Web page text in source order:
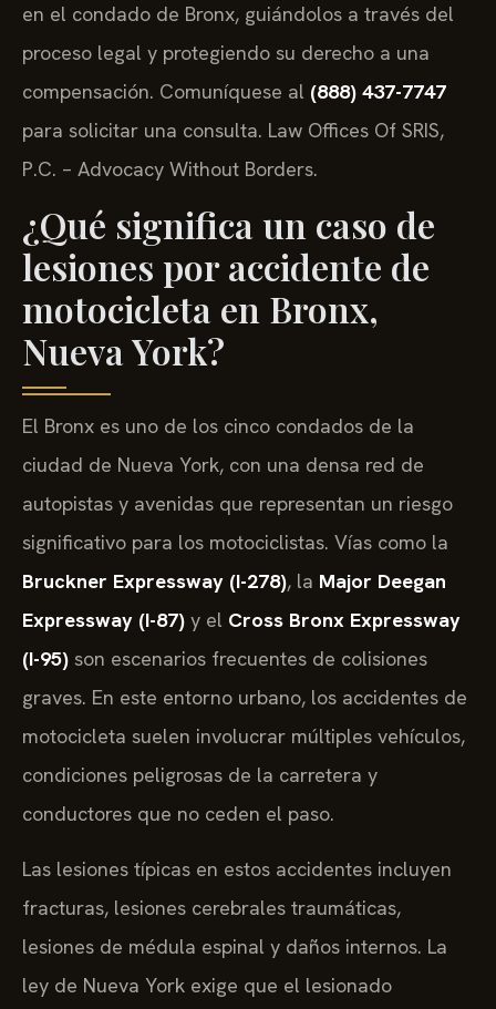
en el condado de Bronx, guiándolos a través del
proceso legal y protegiendo su derecho a una
compensación. Comuníquese al (888) 437-7747
para solicitar una consulta. Law Offices Of SRIS,
P.C. – Advocacy Without Borders.
¿Qué significa un caso de
lesiones por accidente de
motocicleta en Bronx,
Nueva York?
El Bronx es uno de los cinco condados de la
ciudad de Nueva York, con una densa red de
autopistas y avenidas que representan un riesgo
significativo para los motociclistas. Vías como la
Bruckner Expressway (I-278), la Major Deegan
Expressway (I-87) y el Cross Bronx Expressway
(I-95) son escenarios frecuentes de colisiones
graves. En este entorno urbano, los accidentes de
motocicleta suelen involucrar múltiples vehículos,
condiciones peligrosas de la carretera y
conductores que no ceden el paso.
Las lesiones típicas en estos accidentes incluyen
fracturas, lesiones cerebrales traumáticas,
lesiones de médula espinal y daños internos. La
ley de Nueva York exige que el lesionado